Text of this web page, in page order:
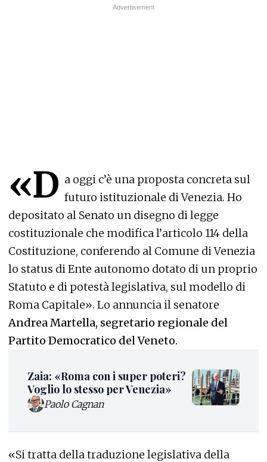
«D a oggi c’è una proposta concreta sul
futuro istituzionale di Venezia. Ho
depositato al Senato un disegno di legge
costituzionale che modifica l’articolo 114 della
Costituzione, conferendo al Comune di Venezia
lo status di Ente autonomo dotato di un proprio
Statuto e di potestà legislativa, sul modello di
Roma Capitale». Lo annuncia il senatore
Andrea Martella, segretario regionale del
Partito Democratico del Veneto.
Zaia: «Roma con i super poteri?
Voglio lo stesso per Venezia»
Paolo Cagnan
«Si tratta della traduzione legislativa della